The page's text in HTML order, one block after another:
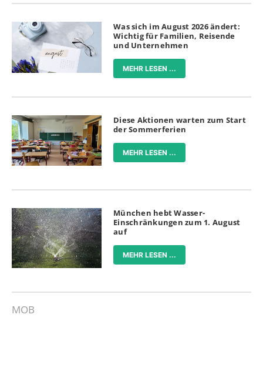
Was sich im August 2026 ändert:
Wichtig für Familien, Reisende
und Unternehmen
MEHR LESEN ...
Diese Aktionen warten zum Start
der Sommerferien
MEHR LESEN ...
München hebt Wasser-
Einschränkungen zum 1. August
auf
MEHR LESEN ...
MOB